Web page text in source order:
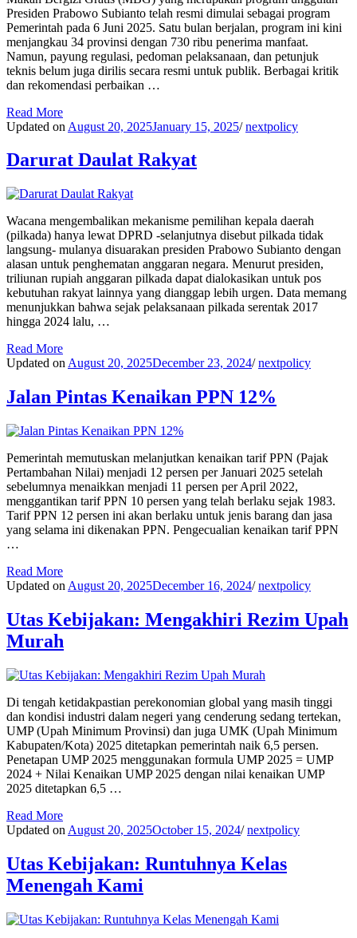
Presiden Prabowo Subianto telah resmi dimulai sebagai program
Pemerintah pada 6 Juni 2025. Satu bulan berjalan, program ini kini
menjangkau 34 provinsi dengan 730 ribu penerima manfaat.
Namun, payung regulasi, pedoman pelaksanaan, dan petunjuk
teknis belum juga dirilis secara resmi untuk publik. Berbagai kritik
dan rekomendasi perbaikan …
Read More
Updated on August 20, 2025January 15, 2025/ nextpolicy
Darurat Daulat Rakyat
Wacana mengembalikan mekanisme pemilihan kepala daerah
(pilkada) hanya lewat DPRD -selanjutnya disebut pilkada tidak
langsung- mulanya disuarakan presiden Prabowo Subianto dengan
alasan untuk penghematan anggaran negara. Menurut presiden,
triliunan rupiah anggaran pilkada dapat dialokasikan untuk pos
kebutuhan rakyat lainnya yang dianggap lebih urgen. Data memang
menunjukkan bahwa sejak pelaksanaan pilkada serentak 2017
hingga 2024 lalu, …
Read More
Updated on August 20, 2025December 23, 2024/ nextpolicy
Jalan Pintas Kenaikan PPN 12%
Pemerintah memutuskan melanjutkan kenaikan tarif PPN (Pajak
Pertambahan Nilai) menjadi 12 persen per Januari 2025 setelah
sebelumnya menaikkan menjadi 11 persen per April 2022,
menggantikan tarif PPN 10 persen yang telah berlaku sejak 1983.
Tarif PPN 12 persen ini akan berlaku untuk jenis barang dan jasa
yang selama ini dikenakan PPN. Pengecualian kenaikan tarif PPN
…
Read More
Updated on August 20, 2025December 16, 2024/ nextpolicy
Utas Kebijakan: Mengakhiri Rezim Upah
Murah
Di tengah ketidakpastian perekonomian global yang masih tinggi
dan kondisi industri dalam negeri yang cenderung sedang tertekan,
UMP (Upah Minimum Provinsi) dan juga UMK (Upah Minimum
Kabupaten/Kota) 2025 ditetapkan pemerintah naik 6,5 persen.
Penetapan UMP 2025 menggunakan formula UMP 2025 = UMP
2024 + Nilai Kenaikan UMP 2025 dengan nilai kenaikan UMP
2025 ditetapkan 6,5 …
Read More
Updated on August 20, 2025October 15, 2024/ nextpolicy
Utas Kebijakan: Runtuhnya Kelas
Menengah Kami